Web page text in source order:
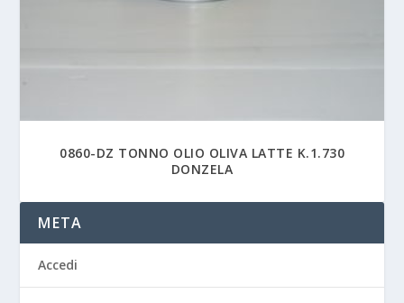
0860-DZ TONNO OLIO OLIVA LATTE K.1.730
DONZELA
META
Accedi